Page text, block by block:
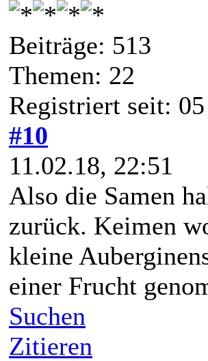
Beiträge: 513
Themen: 22
Registriert seit: 05
#10
11.02.18, 22:51
Also die Samen
zurück. Keimen
kleine
einer Frucht
Suchen
Zitieren